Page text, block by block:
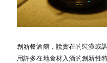
創新餐酒館，說實在的裝潢或
用許多在地食材入酒的創新性